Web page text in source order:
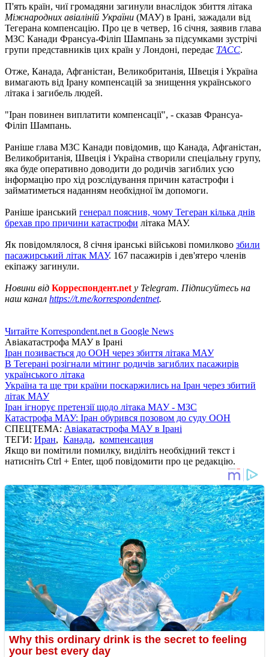
П'ять країн, чиї громадяни загинули внаслідок збиття літака
Міжнародних авіаліній України (МАУ) в Ірані, зажадали від
Тегерана компенсацію. Про це в четвер, 16 січня, заявив глава
МЗС Канади Франсуа-Філіп Шампань за підсумками зустрічі
групи представників цих країн у Лондоні, передає ТАСС.
Отже, Канада, Афганістан, Великобританія, Швеція і Україна
вимагають від Ірану компенсацій за знищення українського
літака і загибель людей.
"Іран повинен виплатити компенсації", - сказав Франсуа-
Філіп Шампань.
Раніше глава МЗС Канади повідомив, що Канада, Афганістан,
Великобританія, Швеція і Україна створили спеціальну групу,
яка буде оперативно доводити до родичів загиблих усю
інформацію про хід розслідування причин катастрофи і
займатиметься наданням необхідної їм допомоги.
Раніше іранський генерал пояснив, чому Тегеран кілька днів
брехав про причини катастрофи літака МАУ.
Як повідомлялося, 8 січня іранські військові помилково збили
пасажирський літак МАУ. 167 пасажирів і дев'ятеро членів
екіпажу загинули.
Новини від Корреспондент.net у Telegram. Підписуйтесь на
наш канал https://t.me/korrespondentnet.
Читайте Korrespondent.net в Google News
Авіакатастрофа МАУ в Ірані
Іран позивається до ООН через збиття літака МАУ
В Тегерані розігнали мітинг родичів загиблих пасажирів
українського літака
Україна та ще три країни поскаржились на Іран через збитий
літак МАУ
Іран ігнорує претензії щодо літака МАУ - МЗС
Катастрофа МАУ: Іран обурився позовом до суду ООН
СПЕЦТЕМА: Авіакатастрофа МАУ в Ірані
ТЕГИ: Иран, Канада, компенсация
Якщо ви помітили помилку, виділіть необхідний текст і
натисніть Ctrl + Enter, щоб повідомити про це редакцію.